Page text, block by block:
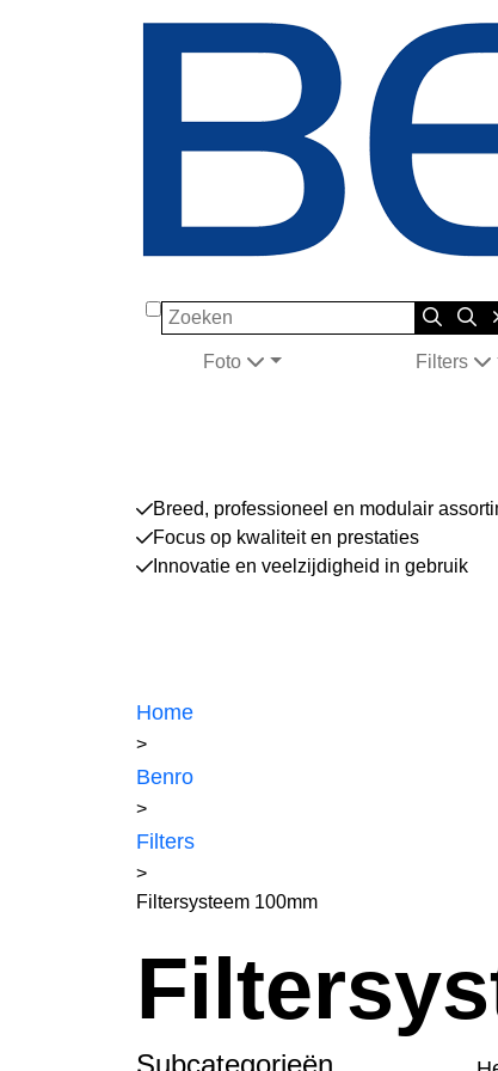
Zoeken
Foto Filters
Breed, professioneel en modulair
Focus op kwaliteit en prestaties
Innovatie en veelzijdigheid in gebruik
Home
>
Benro
>
Filters
>
Filtersysteem 100mm
Subcategorieën